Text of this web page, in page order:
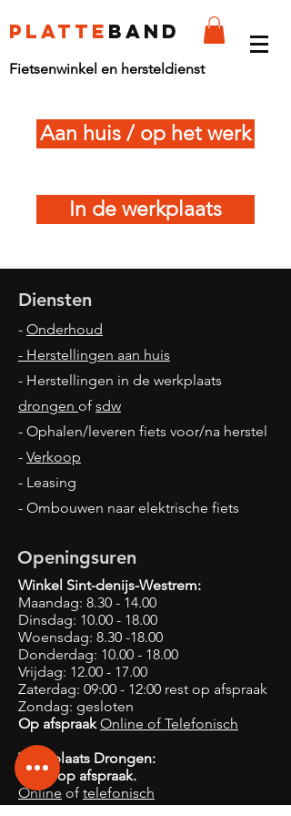
platte band
Fietsenwinkel en hersteldienst
Aan huis / op het werk
In de werkplaats
Diensten
- Onderhoud
- Herstellingen aan huis
- Herstellingen in de werkplaats
drongen of sdw
- Ophalen/leveren fiets voor/na herstel
- Verkoop
- Leasing
- Ombouwen naar elektrische fiets
Openingsuren
Winkel Sint-denijs-Westrem:
Maandag: 8.30 - 14.00
Dinsdag: 10.00 - 18.00
Woensdag: 8.30 -18.00
Donderdag: 10.00 - 18.00
Vrijdag: 12.00 - 17.00
Zaterdag: 09:00 - 12:00 rest op afspraak
Zondag: gesloten
Op afspraakOnline of Telefonisch
Werkplaats Drongen:
Enkel op afspraak.
Online of telefonisch